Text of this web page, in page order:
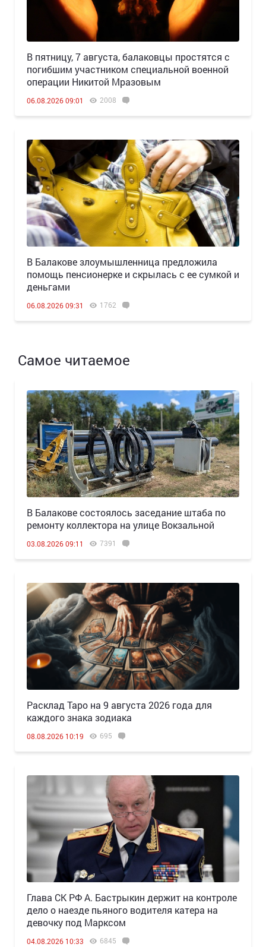
В пятницу, 7 августа, балаковцы простятся с
погибшим участником специальной военной
операции Никитой Мразовым
06.08.2026 09:01 2008
В Балакове злоумышленница предложила
помощь пенсионерке и скрылась с ее сумкой и
деньгами
06.08.2026 09:31 1762
Самое читаемое
В Балакове состоялось заседание штаба по
ремонту коллектора на улице Вокзальной
03.08.2026 09:11 7391
Расклад Таро на 9 августа 2026 года для
каждого знака зодиака
08.08.2026 10:19 695
Глава СК РФ А. Бастрыкин держит на контроле
дело о наезде пьяного водителя катера на
девочку под Марксом
04.08.2026 10:33 6845